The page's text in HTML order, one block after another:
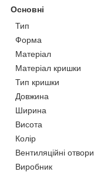
Основні
Тип
Форма
Матеріал
Матеріал кришки
Тип кришки
Довжина
Ширина
Висота
Колір
Вентиляційні отвори
Виробник